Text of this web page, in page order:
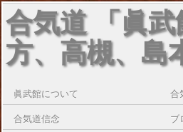
合気道 「眞武
方、高槻、島
眞武館について 合
合気道信念 ブ